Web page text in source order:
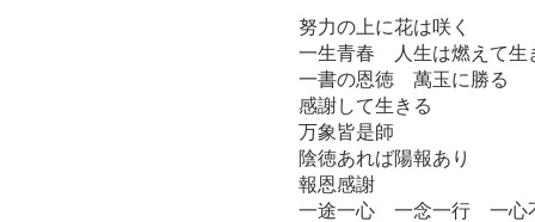
努力の上に花は咲く
一生青春 人生は燃えて生
一書の恩徳 萬玉に勝る
感謝して生きる
万象皆是師
陰徳あれば陽報あり
報恩感謝
一途一心 一念一行 一心